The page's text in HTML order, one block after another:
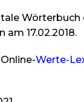
Wörterbuch
17.02.2018.
Werte-